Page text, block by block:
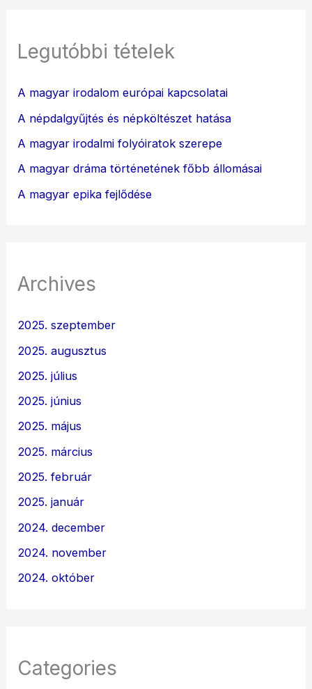
Legutóbbi tételek
A magyar irodalom európai kapcsolatai
A népdalgyűjtés és népköltészet hatása
A magyar irodalmi folyóiratok szerepe
A magyar dráma történetének főbb állomásai
A magyar epika fejlődése
Archives
2025. szeptember
2025. augusztus
2025. július
2025. június
2025. május
2025. március
2025. február
2025. január
2024. december
2024. november
2024. október
Categories